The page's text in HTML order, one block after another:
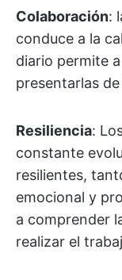
Colaboración:
conduce a la
diario permite
presentarlas
Resiliencia:
constante
resilientes,
emocional y
a comprender
realizar el